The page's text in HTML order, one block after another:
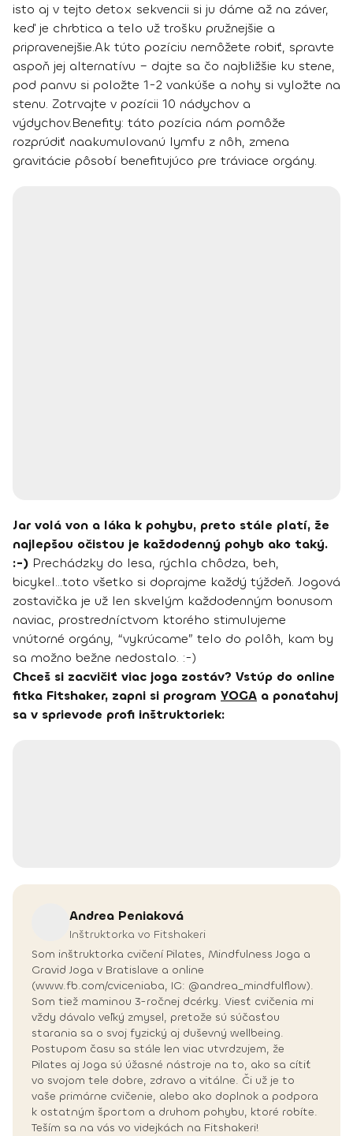
isto aj v tejto detox sekvencii si ju dáme až na záver,
keď je chrbtica a telo už trošku pružnejšie a
pripravenejšie.Ak túto pozíciu nemôžete robiť, spravte
aspoň jej alternatívu – dajte sa čo najbližšie ku stene,
pod panvu si položte 1-2 vankúše a nohy si vyložte na
stenu. Zotrvajte v pozícii 10 nádychov a
výdychov.Benefity: táto pozícia nám pomôže
rozprúdiť naakumulovanú lymfu z nôh, zmena
gravitácie pôsobí benefitujúco pre tráviace orgány.
Jar volá von a láka k pohybu, preto stále platí, že
najlepšou očistou je každodenný pohyb ako taký.
:-) Prechádzky do lesa, rýchla chôdza, beh,
bicykel...toto všetko si doprajme každý týždeň. Jogová
zostavička je už len skvelým každodenným bonusom
naviac, prostredníctvom ktorého stimulujeme
vnútorné orgány, “vykrúcame” telo do polôh, kam by
sa možno bežne nedostalo. :-)
Chceš si zacvičiť viac joga zostáv? Vstúp do online
fitka Fitshaker, zapni si program YOGA a ponaťahuj
sa v sprievode profi inštruktoriek:
Andrea Peniaková
Inštruktorka vo Fitshakeri
Som inštruktorka cvičení Pilates, Mindfulness Joga a
Gravid Joga v Bratislave a online
(www.fb.com/cviceniaba, IG: @andrea_mindfulflow).
Som tiež maminou 3-ročnej dcérky. Viesť cvičenia mi
vždy dávalo veľký zmysel, pretože sú súčasťou
starania sa o svoj fyzický aj duševný wellbeing.
Postupom času sa stále len viac utvrdzujem, že
Pilates aj Joga sú úžasné nástroje na to, ako sa cítiť
vo svojom tele dobre, zdravo a vitálne. Či už je to
vaše primárne cvičenie, alebo ako doplnok a podpora
k ostatným športom a druhom pohybu, ktoré robíte.
Teším sa na vás vo videjkách na Fitshakeri!